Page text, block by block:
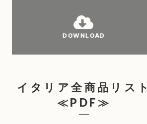
DOWNLOAD
イタリア全商品リスト
≪PDF≫